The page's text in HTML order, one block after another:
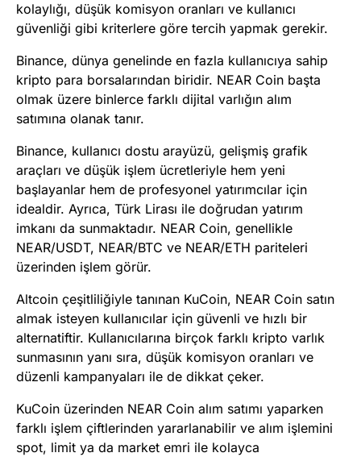
kolaylığı, düşük komisyon oranları ve kullanıcı
güvenliği gibi kriterlere göre tercih yapmak gerekir.
Binance, dünya genelinde en fazla kullanıcıya sahip
kripto para borsalarından biridir. NEAR Coin başta
olmak üzere binlerce farklı dijital varlığın alım
satımına olanak tanır.
Binance, kullanıcı dostu arayüzü, gelişmiş grafik
araçları ve düşük işlem ücretleriyle hem yeni
başlayanlar hem de profesyonel yatırımcılar için
idealdir. Ayrıca, Türk Lirası ile doğrudan yatırım
imkanı da sunmaktadır. NEAR Coin, genellikle
NEAR/USDT, NEAR/BTC ve NEAR/ETH pariteleri
üzerinden işlem görür.
Altcoin çeşitliliğiyle tanınan KuCoin, NEAR Coin satın
almak isteyen kullanıcılar için güvenli ve hızlı bir
alternatiftir. Kullanıcılarına birçok farklı kripto varlık
sunmasının yanı sıra, düşük komisyon oranları ve
düzenli kampanyaları ile de dikkat çeker.
KuCoin üzerinden NEAR Coin alım satımı yaparken
farklı işlem çiftlerinden yararlanabilir ve alım işlemini
spot, limit ya da market emri ile kolayca